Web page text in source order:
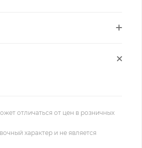
отличаться от цен в розничных
характер и не является